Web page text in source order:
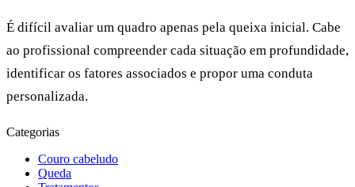
É difícil avaliar um quadro apenas pela queixa inicial. Cabe
ao profissional compreender cada situação em profundidade,
identificar os fatores associados e propor uma conduta
personalizada.
Categorias
Couro cabeludo
Queda